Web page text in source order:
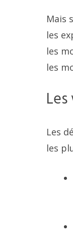
Mais
les
les
les
Les
les